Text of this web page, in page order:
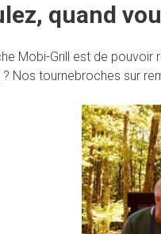
quand
Mobi-Grill est de
? Nos tournebroches sur